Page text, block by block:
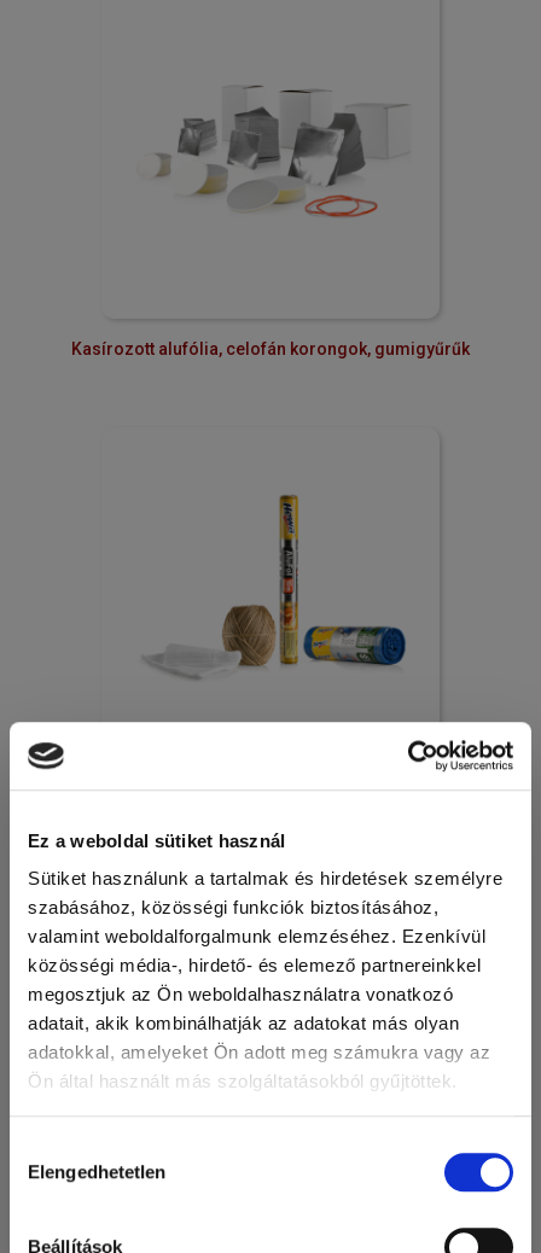
Ez a weboldal sütiket használ
Sütiket használunk a tartalmak és hirdetések személyre
szabásához, közösségi funkciók biztosításához,
valamint weboldalforgalmunk elemzéséhez. Ezenkívül
közösségi média-, hirdető- és elemező partnereinkkel
megosztjuk az Ön weboldalhasználatra vonatkozó
adatait, akik kombinálhatják az adatokat más olyan
adatokkal, amelyeket Ön adott meg számukra vagy az
Ön által használt más szolgáltatásokból gyűjtöttek.
kiválasztása
Elengedhetetlen
Beállítások
Kasírozott alufólia, celofán korongok, gumigyűrűk
Egyéb laboratóriumi kellékek
Műanyag-, papír- és vászon expediáló tasakok, táskák,